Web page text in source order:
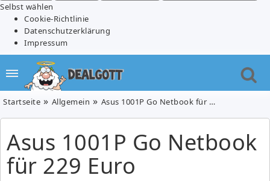
Selbst wählen
Cookie-Richtlinie
Datenschutzerklärung
Impressum
Startseite Allgemein Asus 1001P Go Netbook für 229 Euro
Asus 1001P Go Netbook
für 229 Euro